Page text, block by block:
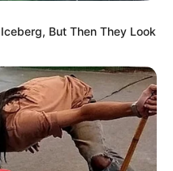
GOOGLE NEWS
But Then They Look